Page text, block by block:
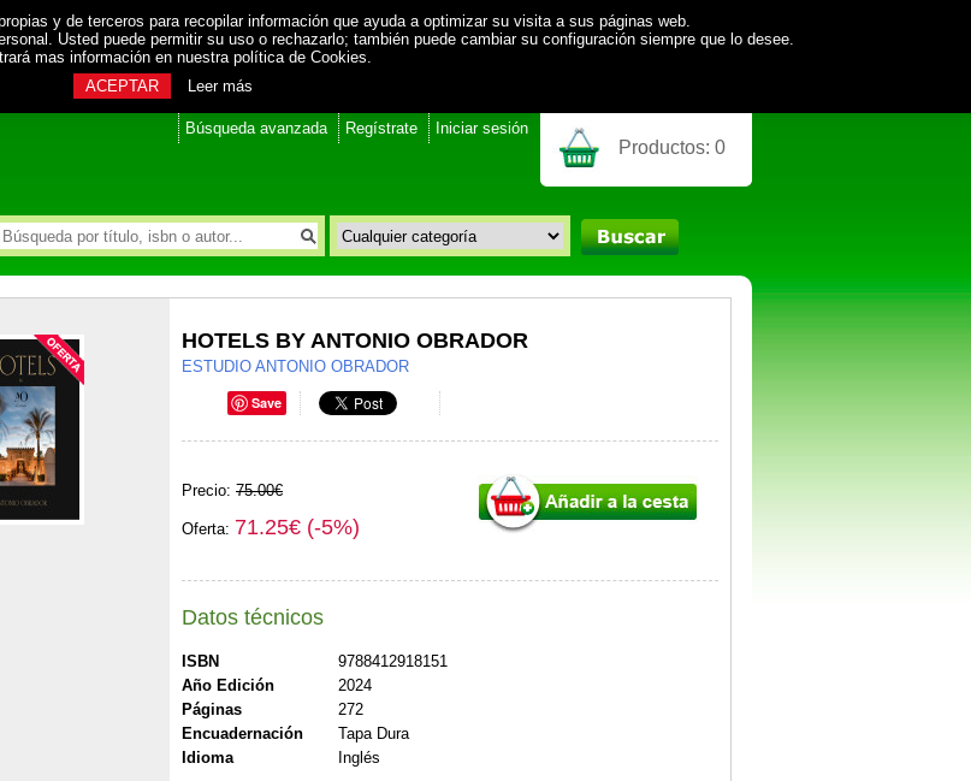
y de terceros para recopilar información que ayuda a optimizar su visita a sus páginas web.
Usted puede permitir su uso o rechazarlo; también puede cambiar su configuración siempre que lo desee.
mas información en nuestra política de Cookies.
ACEPTAR
Leer más
Búsqueda avanzada Regístrate Iniciar sesión
Productos: 0
HOTELS BY ANTONIO OBRADOR
ESTUDIO ANTONIO OBRADOR
Save
Precio: 75.00€
Oferta: 71.25€ (-5%)
Datos técnicos
ISBN
9788412918151
Año Edición
2024
Páginas
272
Encuadernación
Tapa Dura
Idioma
Inglés